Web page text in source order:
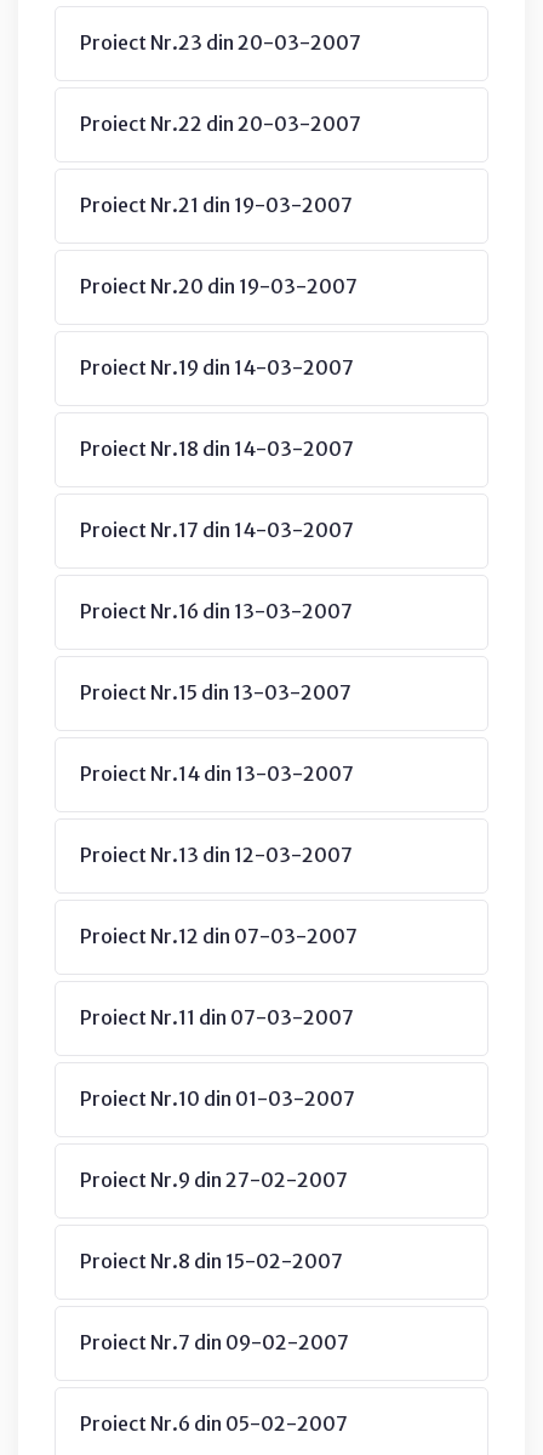
Proiect Nr.23 din 20-03-2007
Proiect Nr.22 din 20-03-2007
Proiect Nr.21 din 19-03-2007
Proiect Nr.20 din 19-03-2007
Proiect Nr.19 din 14-03-2007
Proiect Nr.18 din 14-03-2007
Proiect Nr.17 din 14-03-2007
Proiect Nr.16 din 13-03-2007
Proiect Nr.15 din 13-03-2007
Proiect Nr.14 din 13-03-2007
Proiect Nr.13 din 12-03-2007
Proiect Nr.12 din 07-03-2007
Proiect Nr.11 din 07-03-2007
Proiect Nr.10 din 01-03-2007
Proiect Nr.9 din 27-02-2007
Proiect Nr.8 din 15-02-2007
Proiect Nr.7 din 09-02-2007
Proiect Nr.6 din 05-02-2007